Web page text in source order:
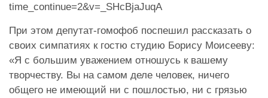
time_continue=2&v=_SHcBjaJuqA
При этом депутат-гомофоб поспешил рассказать о
своих симпатиях к гостю студию Борису Моисееву:
«Я с большим уважением отношусь к вашему
творчеству. Вы на самом деле человек, ничего
общего не имеющий ни с пошлостью, ни с грязью